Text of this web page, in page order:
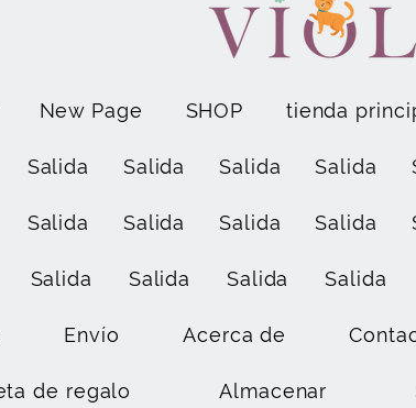
New Page SHOP tienda
Salida Salida Salida Salida
Salida Salida Salida Salida
Salida Salida Salida Salida
Envío Acerca de
de regalo Almacenar